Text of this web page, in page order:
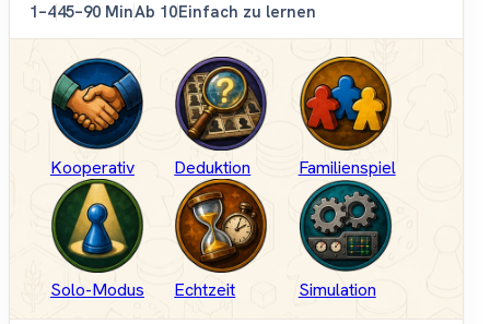
1–445–90 MinAb 10Einfach zu lernen
Kooperativ Deduktion Familienspiel
Solo-Modus Echtzeit Simulation